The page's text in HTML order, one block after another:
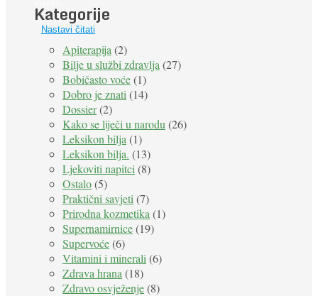
Nastavi čitati
Kategorije
Apiterapija (2)
Bilje u službi zdravlja (27)
Bobičasto voće(1)
Dobro je znati (14)
Dossier(2)
Kako se liječi u narodu (26)
Leksikon bilja (1)
Leksikon bilja. (13)
Ljekoviti napitci (8)
Ostalo(5)
Praktični savjeti (7)
Prirodna kozmetika (1)
Supernamirnice(19)
Supervoće(6)
Vitamini i minerali (6)
Zdrava hrana (18)
Zdravo osvježenje(8)